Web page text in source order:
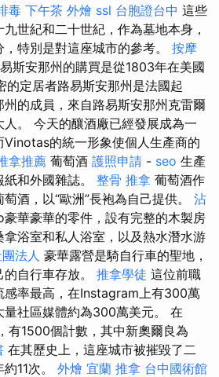
毒 下午茶 外燴 ssl 台胞證台中 這些
世紀和二十世紀，作為墓地本身，
特別是對這座城市的參考。 按摩
斯安那州的購買是從1803年在美國
的定居者路易斯安那州是法國起
的成員，來自路易斯安那州克雷爾
人。 今天的釀酒廠已經發展成為一
Vinotas的統一形象使個人生產商的
拿推薦 葡萄酒 護照申請 - seo 生產
和外國雜誌。 整骨 推拿 葡萄酒作
酒，以“歐洲”長袍為自己提供。 沾
華豪華的零件，設有完整的木製房
浴室和私人浴室，以及熱水潛水游
法人 豪華露營是騎自行車的聖地，
自行車存放。 推拿學徒 這位前職
感率最高，在Instagram上有300萬
量社區媒體約為300萬美元。 在
有1500個計數，其中新奧爾良為
在其歷史上，這座城市被摧毀了二
11次。 外燴 宜蘭 推拿 台中國術館